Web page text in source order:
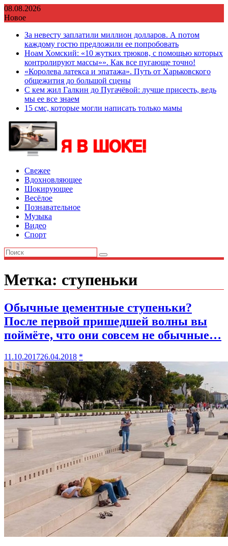
Перейти
к
08.08.2026
Новое
За невесту заплатили миллион долларов. А потом
каждому гостю предложили ее попробовать
Ноам Хомский: «10 жутких трюков, с помощью которых
контролируют массы»». Как все пугающе точно!
«Королева латекса и эпатажа». Путь от Харьковского
общежития до большой сцены
С кем жил Галкин до Пугачёвой: лучше присесть, ведь
мы ее все знаем
15 смс, которые могли написать только мамы
Свежее
Вдохновляющее
Шокирующее
Весёлое
Познавательное
Музыка
Видео
Спорт
Метка: ступеньки
Обычные цементные ступеньки?
После первой пришедшей волны вы
поймёте, что они совсем не обычные…
11.10.201726.04.2018 *